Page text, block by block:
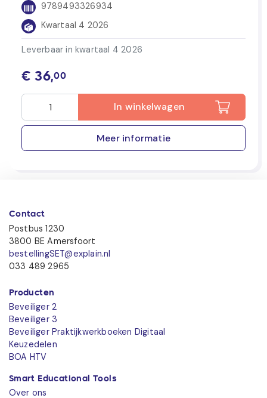
9789493326934
Kwartaal 4 2026
Leverbaar in kwartaal 4 2026
€ 36,00
In winkelwagen
Meer informatie
Contact
Postbus 1230
3800 BE Amersfoort
bestellingSET@explain.nl
033 489 2965
Producten
Beveiliger 2
Beveiliger 3
Beveiliger Praktijkwerkboeken Digitaal
Keuzedelen
BOA HTV
Smart Educational Tools
Over ons